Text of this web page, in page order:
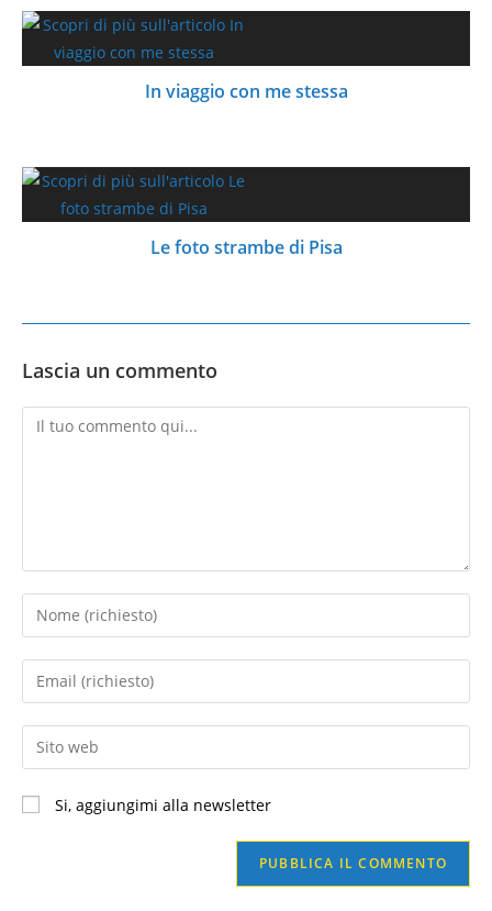
In viaggio con me stessa
Le foto strambe di Pisa
Lascia un commento
Commento
Inserisci
il
tuo
nome
nome
utente
per
Inserisci
il
tuo
indirizzo
per
Inserisci
l'URL
del
sito
Si, aggiungimi alla newsletter